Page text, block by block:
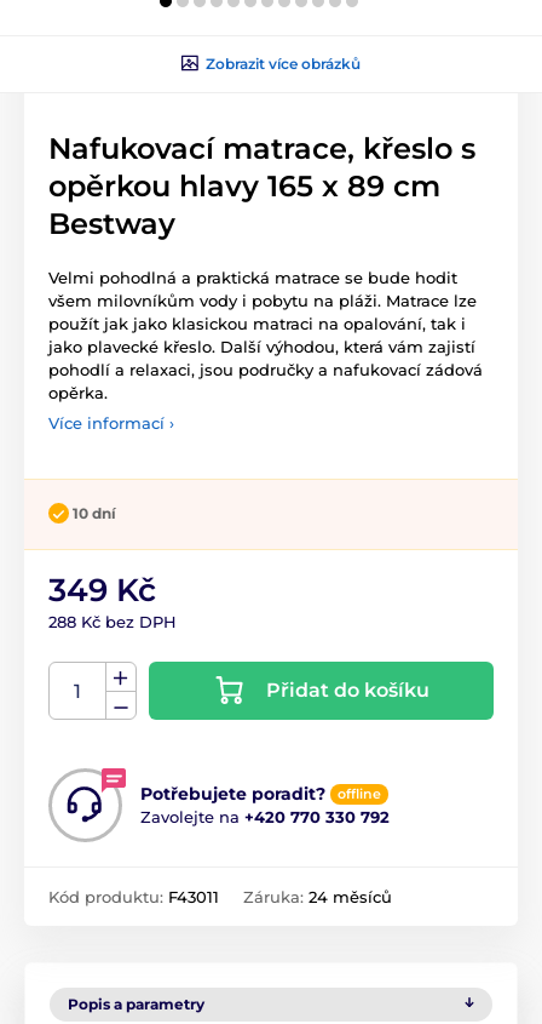
Zobrazit více obrázků
Nafukovací matrace, křeslo s
opěrkou hlavy 165 x 89 cm
Bestway
Velmi pohodlná a praktická matrace se bude hodit
všem milovníkům vody i pobytu na pláži. Matrace lze
použít jak jako klasickou matraci na opalování, tak i
jako plavecké křeslo. Další výhodou, která vám zajistí
pohodlí a relaxaci, jsou područky a nafukovací zádová
opěrka.
Více informací ›
10 dní
349 Kč
288 Kč bez DPH
Přidat do košíku
Potřebujete poradit? offline
Zavolejte na +420 770 330 792
Kód produktu: F43011 Záruka: 24 měsíců
Popis a parametry